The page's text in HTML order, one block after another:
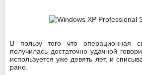
В пользу того что операционная
получилась достаточно удачной
используется уже девять лет, и
рано.